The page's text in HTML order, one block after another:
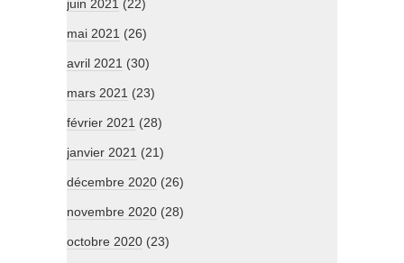
juin 2021 (22)
mai 2021 (26)
avril 2021 (30)
mars 2021 (23)
février 2021 (28)
janvier 2021 (21)
décembre 2020 (26)
novembre 2020 (28)
octobre 2020 (23)